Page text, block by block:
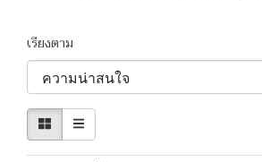
เรียงตาม